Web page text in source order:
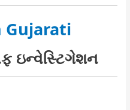
Gujarati
ઇન્વેસ્ટિગેશન